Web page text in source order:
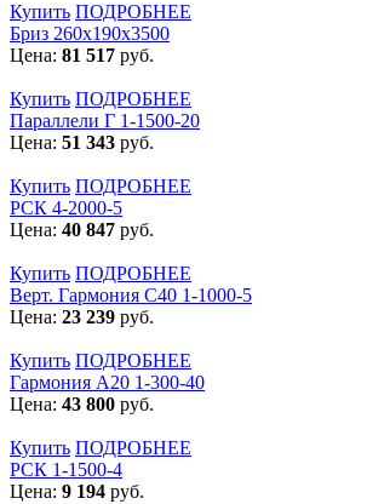
Купить ПОДРОБНЕЕ
Бриз 260х190х3500
Цена: 81 517 руб.
Купить ПОДРОБНЕЕ
Параллели Г 1-1500-20
Цена: 51 343 руб.
Купить ПОДРОБНЕЕ
РСК 4-2000-5
Цена: 40 847 руб.
Купить ПОДРОБНЕЕ
Верт. Гармония С40 1-1000-5
Цена: 23 239 руб.
Купить ПОДРОБНЕЕ
Гармония А20 1-300-40
Цена: 43 800 руб.
Купить ПОДРОБНЕЕ
РСК 1-1500-4
Цена: 9 194 руб.